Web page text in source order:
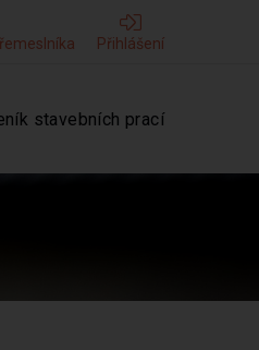
Přihlášení
stavebních prací